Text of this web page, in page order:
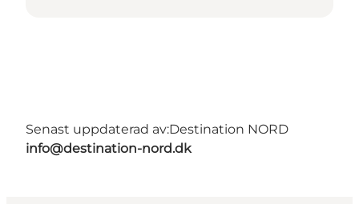
Senast uppdaterad av:Destination NORD
info@destination-nord.dk